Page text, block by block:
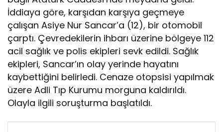
İddiaya göre, karşıdan karşıya geçmeye
çalışan Asiye Nur Sancar’a (12), bir otomobil
çarptı. Çevredekilerin ihbarı üzerine bölgeye 112
acil sağlık ve polis ekipleri sevk edildi. Sağlık
ekipleri, Sancar’ın olay yerinde hayatını
kaybettiğini belirledi. Cenaze otopsisi yapılmak
üzere Adli Tıp Kurumu morguna kaldırıldı.
Olayla ilgili soruşturma başlatıldı.